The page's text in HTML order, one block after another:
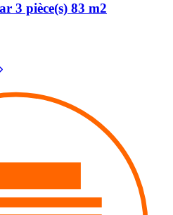
3 pièce(s) 83 m2